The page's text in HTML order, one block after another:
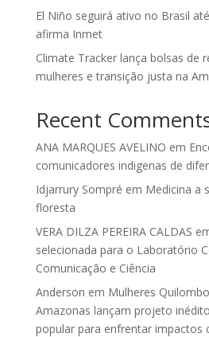
El Niño seguirá ativo no Brasil
afirma Inmet
Climate Tracker lança bolsas de
mulheres e transição justa na
Recent
ANA MARQUES AVELINO em
comunicadores indigenas de
Idjarrury Sompré em Medicina a
floresta
VERA DILZA PEREIRA CALDAS
selecionada para o Laboratório
Comunicação e Ciência
Anderson em Mulheres
Amazonas lançam projeto
popular para enfrentar impactos